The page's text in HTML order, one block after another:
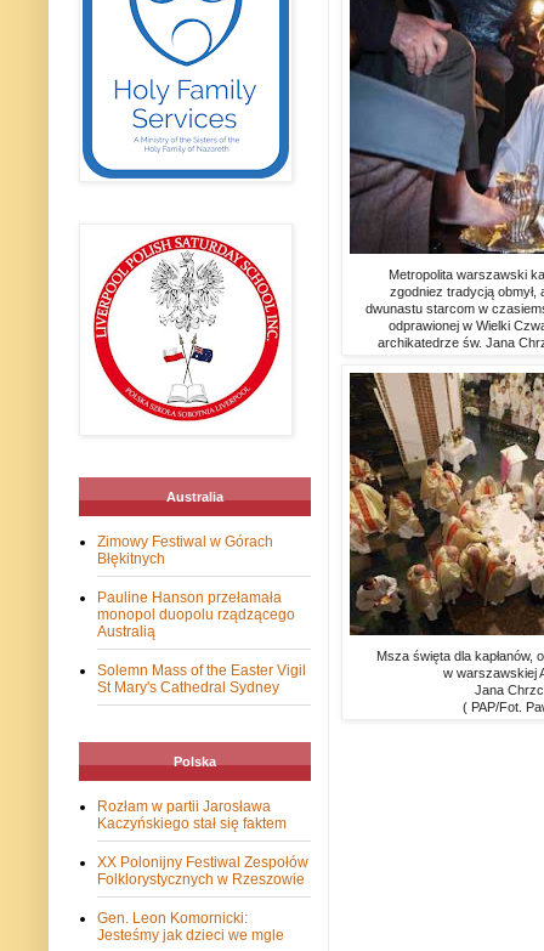
Metropolita warszawski
zgodniez tradycją obmył,
dwunastu starcom w
odprawionej w Wielki
archikatedrze św. Jana
Msza święta dla kapłanów,
w warszawskiej
Jana
( PAP/Fot.
Australia
Zimowy Festiwal w Górach
Błękitnych
Pauline Hanson przełamała
monopol duopolu rządzącego
Australią
Solemn Mass of the Easter Vigil
St Mary's Cathedral Sydney
Polska
Rozłam w partii Jarosława
Kaczyńskiego stał się faktem
XX Polonijny Festiwal Zespołów
Folklorystycznych w Rzeszowie
Gen. Leon Komornicki:
Jesteśmy jak dzieci we mgle